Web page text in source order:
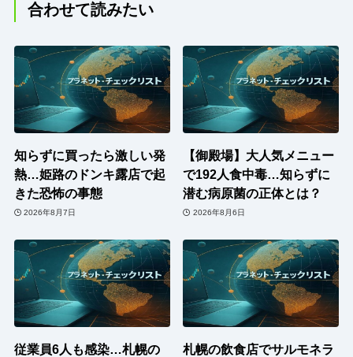
合わせて読みたい
知らずに買ったら激しい発
熱…姫路のドンキ露店で起
きた恐怖の事態
2026年8月7日
【御殿場】大人気メニュー
で192人食中毒…知らずに
潜む病原菌の正体とは？
2026年8月6日
従業員6人も感染…札幌の
札幌の飲食店でサルモネラ